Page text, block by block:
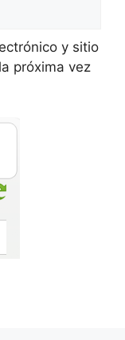
y sitio
próxima vez